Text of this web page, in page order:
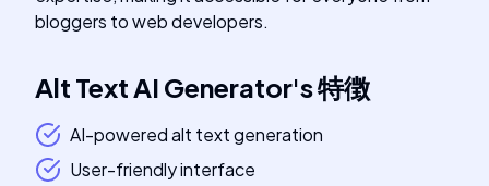
bloggers to web developers.
Alt Text AI Generator's特徴
AI-powered alt text generation
User-friendly interface